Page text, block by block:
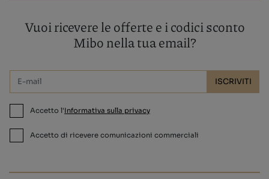
Vuoi ricevere le offerte e i codici sconto
Mibo nella tua email?
ISCRIVITI
Accetto l'Informativa sulla privacy
Accetto di ricevere comunicazioni commerciali